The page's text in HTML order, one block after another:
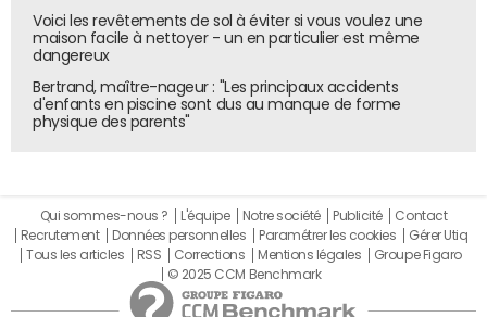
Voici les revêtements de sol à éviter si vous voulez une
maison facile à nettoyer - un en particulier est même
dangereux
Bertrand, maître-nageur : "Les principaux accidents
d'enfants en piscine sont dus au manque de forme
physique des parents"
Qui sommes-nous ? L'équipe Notre société Publicité
Contact
Recrutement
Données personnelles Paramétrer les cookies
Gérer Utiq
Tous les articles
RSS Corrections Mentions légales
Groupe Figaro
© 2025 CCM Benchmark